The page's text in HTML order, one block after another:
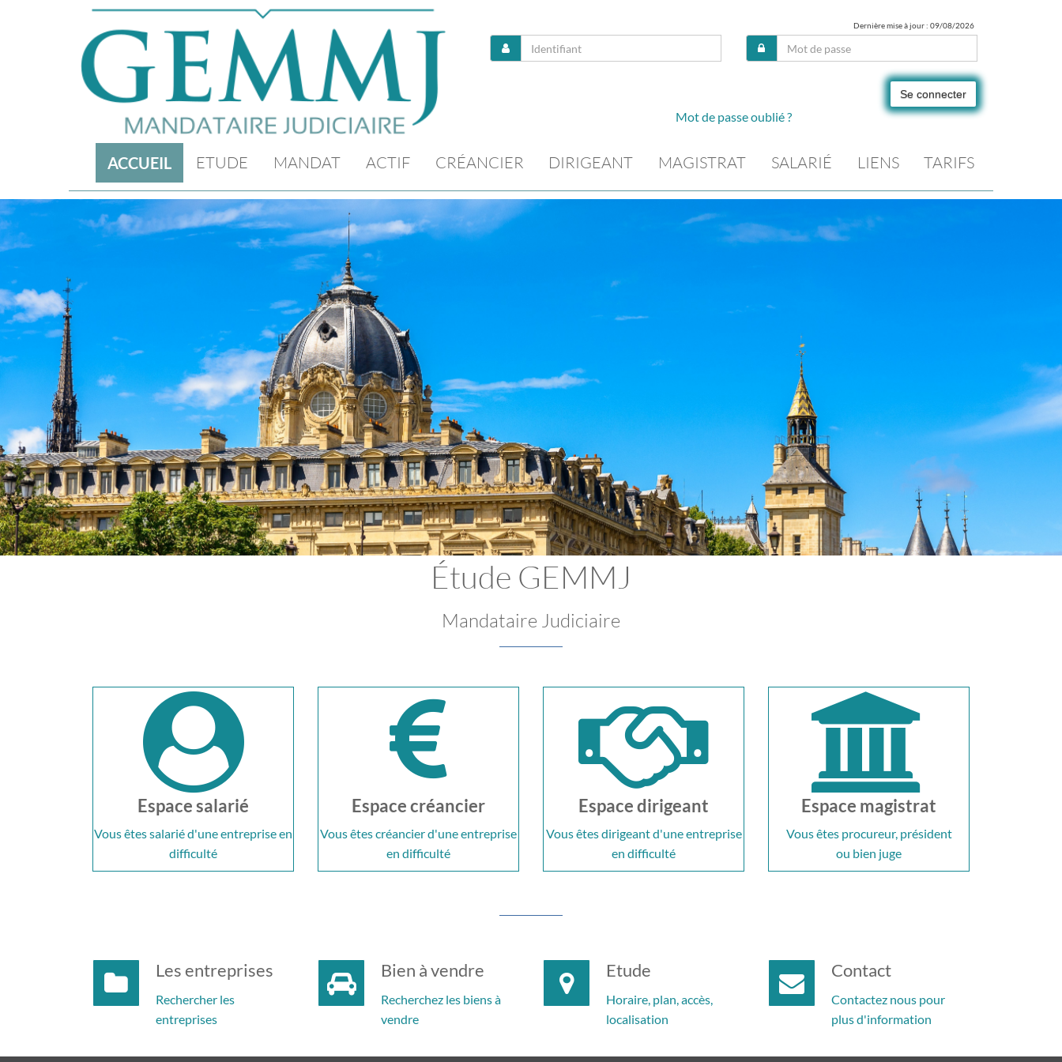
Dernière mise à jour : 09/08/2026
Se connecter
Mot de passe oublié ?
ACCUEIL ETUDE MANDAT ACTIF CRÉANCIER DIRIGEANT MAGISTRAT SALARIÉ LIENS TARIFS
Étude GEMMJ
Mandataire Judiciaire
Espace salarié
Vous êtes salarié d'une entreprise en
difficulté
Espace créancier
Vous êtes créancier d'une entreprise
en difficulté
Espace dirigeant
Vous êtes dirigeant d'une entreprise
en difficulté
Espace magistrat
Vous êtes procureur, président
ou bien juge
Les entreprises
Rechercher les
entreprises
Bien à vendre
Recherchez les biens à
vendre
Etude
Horaire, plan, accès,
localisation
Contact
Contactez nous pour
plus d'information